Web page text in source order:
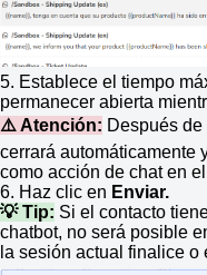
5. Establece el tiempo
permanecer abierta
⚠️ Atención: Después
cerrará automáticamente
como acción de chat en
6. Haz clic en Enviar.
💡 Tip: Si el contacto
chatbot, no será posible
la sesión actual finalice o